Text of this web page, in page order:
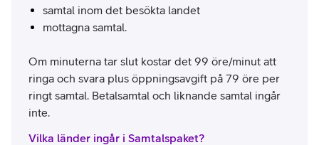
samtal inom det besökta landet
mottagna samtal.
Om minuterna tar slut kostar det 99 öre/minut att
ringa och svara plus öppningsavgift på 79 öre per
ringt samtal. Betalsamtal och liknande samtal ingår
inte.
Vilka länder ingår i Samtalspaket?